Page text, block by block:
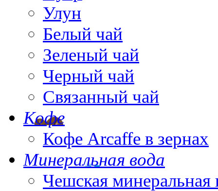
Улун
Белый чай
Зеленый чай
Черный чай
Связанный чай
Кофе
Кофе Arcaffe в зернах
Минеральная вода
Чешская минеральная